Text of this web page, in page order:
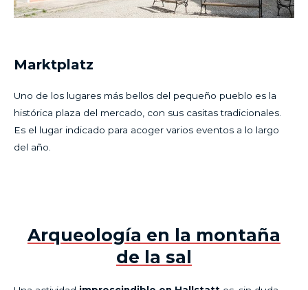
Marktplatz
Uno de los lugares más bellos del pequeño pueblo es la
histórica plaza del mercado, con sus casitas tradicionales.
Es el lugar indicado para acoger varios eventos a lo largo
del año.
Arqueología en la montaña
de la sal